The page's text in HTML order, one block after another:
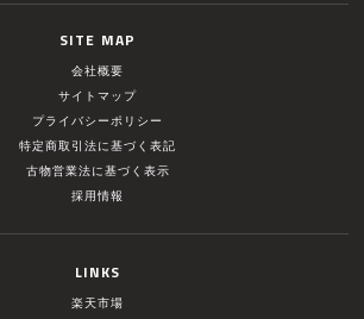
SITE MAP
会社概要
サイトマップ
プライバシーポリシー
特定商取引法に基づく表記
古物営業法に基づく表示
採用情報
LINKS
楽天市場